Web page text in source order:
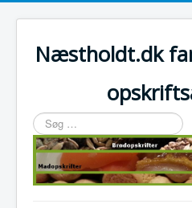
Næstholdt.dk
Søg
…